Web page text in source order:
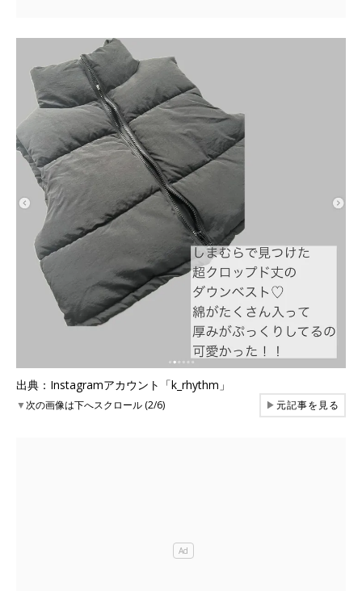
出典：Instagramアカウント「k_rhythm」
▼次の画像は下へスクロール (2/6) ▶元記事を見る